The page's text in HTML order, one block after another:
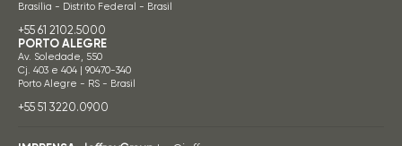
Brasília - Distrito Federal - Brasil
+55 61 2102.5000
PORTO ALEGRE
Av. Soledade, 550
Cj. 403 e 404 | 90470-340
Porto Alegre - RS - Brasil
+55 51 3220.0900